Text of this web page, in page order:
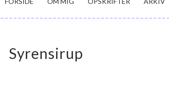
Syrensirup